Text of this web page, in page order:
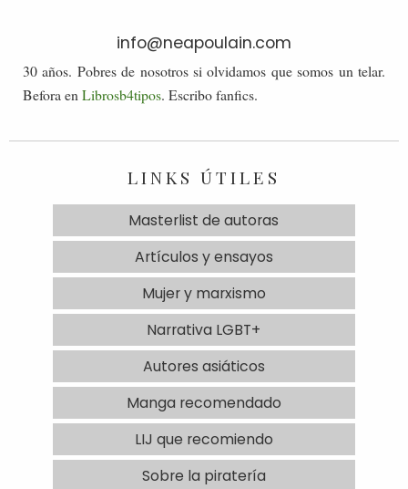
info@neapoulain.com
30 años. Pobres de nosotros si olvidamos que somos un telar.
Befora enLibrosb4tipos. Escribo fanfics.
LINKS ÚTILES
Masterlist de autoras
Artículos y ensayos
Mujer y marxismo
Narrativa LGBT+
Autores asiáticos
Manga recomendado
LIJ que recomiendo
Sobre la piratería